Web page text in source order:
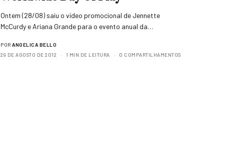
Ontem (28/08) saiu o vídeo promocional de Jennette
McCurdy e Ariana Grande para o evento anual da…
POR ANGELICA BELLO
29 DE AGOSTO DE 2012
1 MIN DE LEITURA 0 COMPARTILHAMENTOS